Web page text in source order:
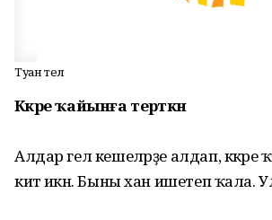
Туған тел
Кәкре ҡайынға терәткән
Алдар гел кешеләрҙе алдап, кәкре
китә икән. Быны хан ишетеп ҡала.